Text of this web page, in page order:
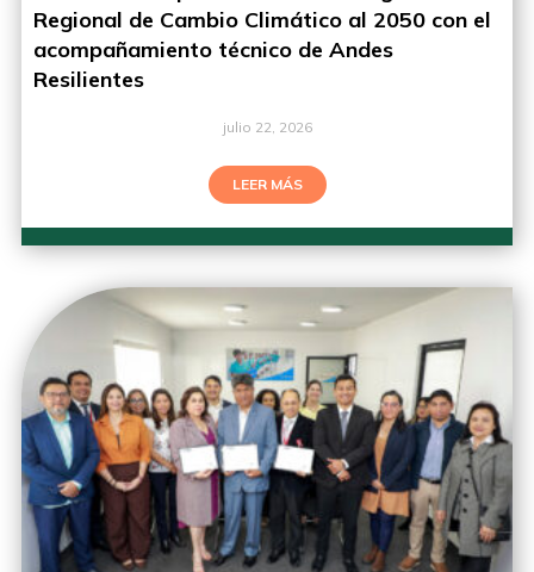
Regional de Cambio Climático al 2050 con el
acompañamiento técnico de Andes
Resilientes
julio 22, 2026
LEER MÁS